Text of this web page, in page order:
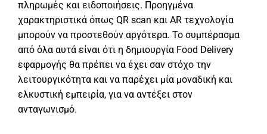
πληρωμές και ειδοποιήσεις. Προηγμένα
χαρακτηριστικά όπως QR scan και AR τεχνολογία
μπορούν να προστεθούν αργότερα. Το συμπέρασμα
από όλα αυτά είναι ότι η δημιουργία Food Delivery
εφαρμογής θα πρέπει να έχει σαν στόχο την
λειτουργικότητα και να παρέχει μία μοναδική και
ελκυστική εμπειρία, για να αντέξει στον
ανταγωνισμό.